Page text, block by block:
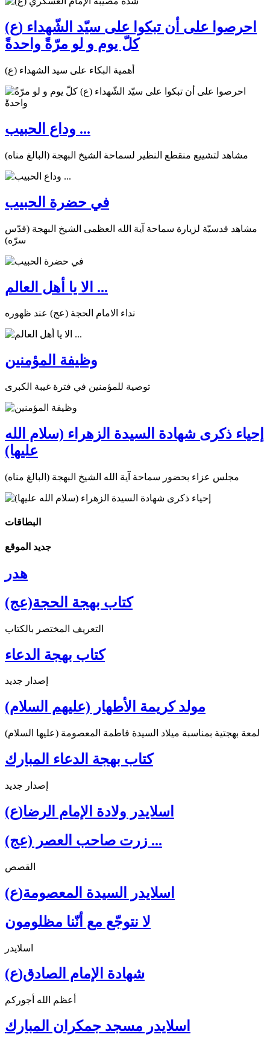
احرصوا على أن تبكوا على سيّد الشّهداء (ع)
كلّ يوم و لو مرّةً واحدةً
أهمية البكاء على سيد الشهداء (ع)
وداع الحبيب ...
مشاهد لتشييع منقطع النظير لسماحة الشيخ البهجة (البالغ مناه)
في حضرة الحبيب
مشاهد قدسيّة لزيارة سماحة آية الله العظمى الشيخ البهجة (قدّس
سرّه)
الا يا أهل العالم ...
نداء الامام الحجة (عج) عند ظهوره
وظيفة المؤمنين
توصية للمؤمنين في فترة غيبة الكبرى
إحياء ذكرى شهادة السيدة الزهراء (سلام الله
عليها)
مجلس عزاء بحضور سماحة آية الله الشيخ البهجة (البالغ مناه)
البطاقات
جديد الموقع
هدر
كتاب بهجة الحجة(عج)
التعريف المختصر بالكتاب
كتاب بهجة الدعاء
إصدار جديد
مولد كريمة الأطهار (عليهم السلام)
لمعة بهجتية بمناسبة ميلاد السيدة فاطمة المعصومة (عليها السلام)
كتاب بهجة الدعاء المبارك
إصدار جديد
اسلايدر ولادة الإمام الرضا(ع)
زرت صاحب العصر (عج) ...
القصص
اسلايدر السيدة المعصومة(ع)
لا نتوجّع مع أنّنا مظلومون
اسلايدر
شهادة الإمام الصادق(ع)
أعظم الله أجوركم
اسلايدر مسجد جمكران المبارك